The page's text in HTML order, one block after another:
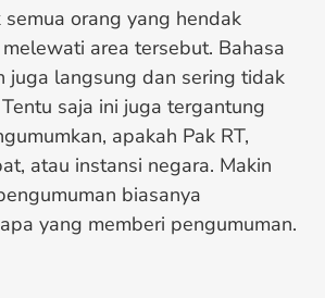
orang yang hendak
area tersebut. Bahasa
juga langsung dan sering tidak
saja ini juga tergantung
apakah Pak RT,
atau instansi negara. Makin
biasanya
yang memberi pengumuman.